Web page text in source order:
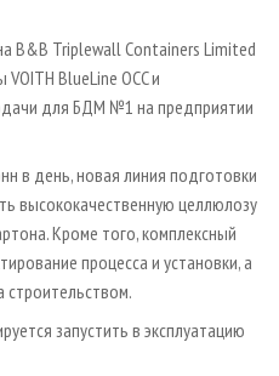
ПЛИТ
B&B Triplewall Containers Limited
BlueLine OCC и
для БДМ №1 на предприятии
в день, новая линия подготовки
высококачественную целлюлозу
Кроме того, комплексный
процесса и установки, а
строительством.
запустить в эксплуатацию